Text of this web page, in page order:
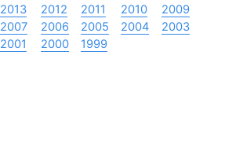
2013 2012 2011 2010
2009
2007 2006 2005 2004
2003
2001 2000 1999